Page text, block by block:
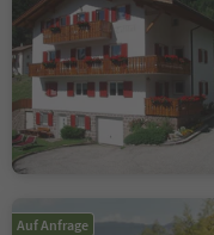
Auf Anfrage